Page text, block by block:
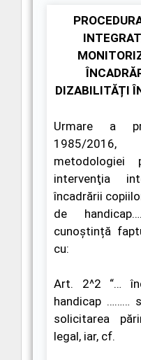
DIZABILITĂȚI
Urmare a
1985/2016,
metodologiei
intervenţia
încadrării
de
cunoștință
cu:
Art. 2^2 “…
handicap ………
solicitarea
legal, iar, cf.